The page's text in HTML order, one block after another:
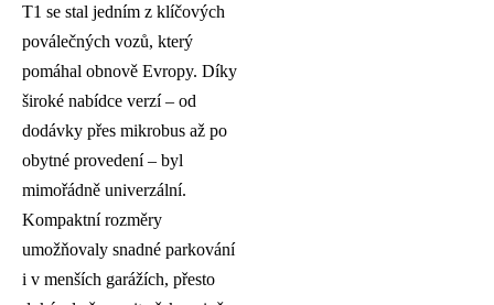
T1 se stal jedním z klíčových
poválečných vozů, který
pomáhal obnově Evropy. Díky
široké nabídce verzí – od
dodávky přes mikrobus až po
obytné provedení – byl
mimořádně univerzální.
Kompaktní rozměry
umožňovaly snadné parkování
i v menších garážích, přesto